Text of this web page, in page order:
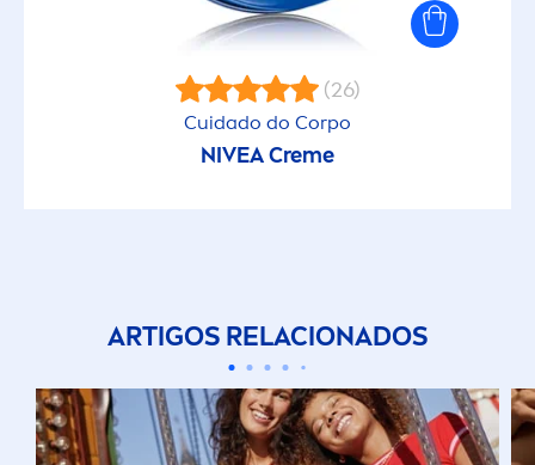
(26)
Cuidado do Corpo
NIVEACreme
ARTIGOS RELACIONADOS